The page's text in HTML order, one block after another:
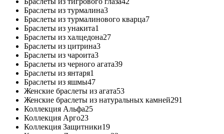
Браслеты из турмалина3
Браслеты из турмалинового кварца7
Браслеты из унакита1
Браслеты из халцедона27
Браслеты из цитрина3
Браслеты из чароита3
Браслеты из черного агата39
Браслеты из янтаря1
Браслеты из яшмы47
Женские браслеты из агата53
Женские браслеты из натуральных камней291
Коллекция Альфа25
Коллекция Арго23
Коллекция Защитники19